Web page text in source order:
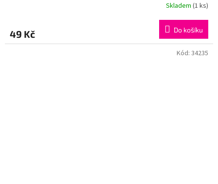
Skladem (1 ks)
49 Kč Do košíku
Kód: 34235